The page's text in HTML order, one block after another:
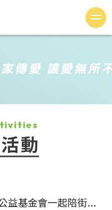
動
益基金會一起陪街...